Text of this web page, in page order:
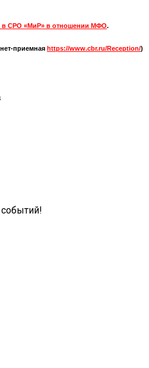
в СРО «МиР» в отношении МФО.
приемная https://www.cbr.ru/Reception/)